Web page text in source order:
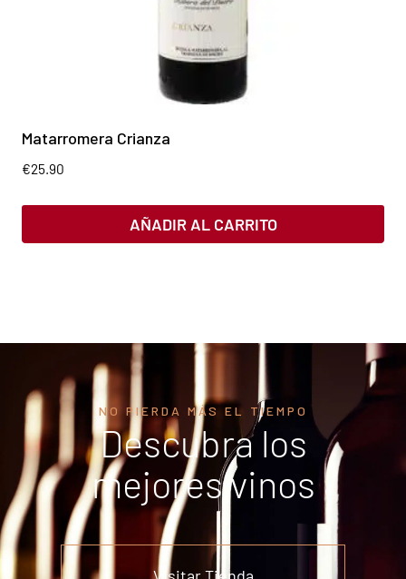
Matarromera Crianza
€25.90
AÑADIR AL CARRITO
NO PIERDA MÁS EL TIEMPO
Descubra los
mejores vinos